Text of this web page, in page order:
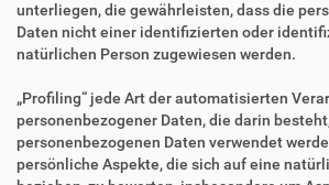
unterliegen, die gewährleisten, dass die
Daten nicht einer identifizierten oder
natürlichen Person zugewiesen werden.
„Profiling“ jede Art der automatisierten
personenbezogener Daten, die darin
personenbezogenen Daten verwendet
persönliche Aspekte, die sich auf eine